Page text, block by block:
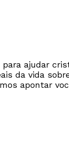
ajudar
da vida
apontar